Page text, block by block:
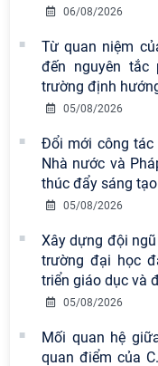
06/08/2026
Từ quan niệm
đến nguyên tắc
trường định
05/08/2026
Đổi mới công tác
Nhà nước và
thúc đẩy sáng
05/08/2026
Xây dựng đội
trường đại học
triển giáo dục và
05/08/2026
Mối quan hệ
quan điểm của
Viện Hàn lâm Khoa
Nam có 02 tác phẩm
khích tại Cuộc thi
nền tảng tư tưởng
2026
Chi bộ Viện Sử học
chuyên đề: Đẩy
hành tư tưởng, đạo
pháp, phong cách
Hội thảo khoa học